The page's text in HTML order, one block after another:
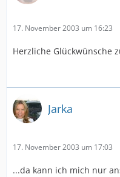
17. November 2003 um 16:23
Herzliche Glückwünsche
Jarka
17. November 2003 um 17:03
...da kann ich mich nur